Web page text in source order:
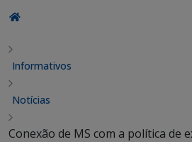
Informativos
Notícias
Conexão de MS com a política de